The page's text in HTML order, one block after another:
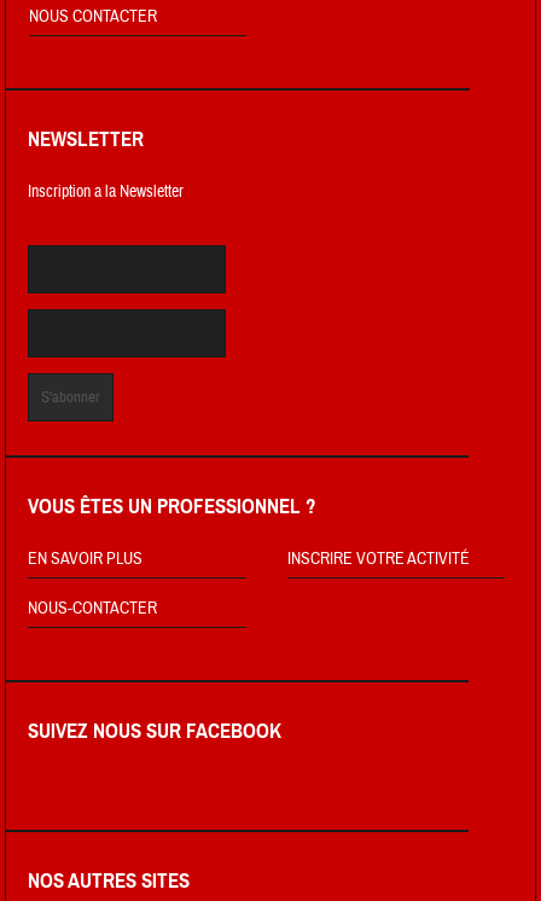
NOUS CONTACTER
NEWSLETTER
Inscription a la Newsletter
VOUS ÊTES UN PROFESSIONNEL ?
EN SAVOIR PLUS INSCRIRE VOTRE ACTIVITÉ
NOUS-CONTACTER
SUIVEZ NOUS SUR FACEBOOK
NOS AUTRES SITES